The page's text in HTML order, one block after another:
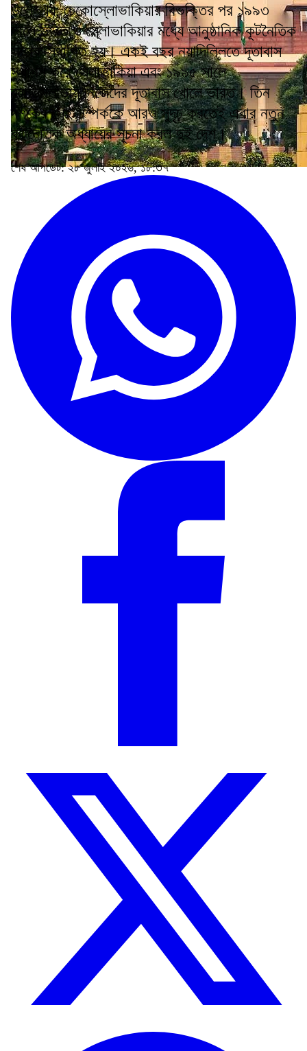
উল্লেখ্য, চেকোস্লোভাকিয়ার বিভক্তির পর ১৯৯৩
সালে ভারত ও স্লোভাকিয়ার মধ্যে আনুষ্ঠানিক কূটনৈতিক
সম্পর্ক স্থাপিত হয়। একই বছর নয়াদিল্লিতে দূতাবাস
স্থাপন করে স্লোভাকিয়া এবং ১৯৯৫ সালে
ব্রাতিস্লাভায় নিজেদের দূতাবাস খোলে ভারত। তিন
দশকের সেই সম্পর্ককে আরও সুদৃঢ় করতেই এবার নতুন
কূটনৈতিক অধ্যায়ের সূচনা করল দুই দেশ।
শেষ আপডেট: ২৮ জুলাই ২০২৬, ১৮:৩৭